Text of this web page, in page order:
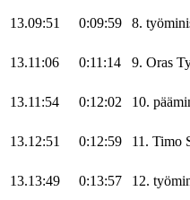
13.09:51 0:09:59 8.
13.11:06 0:11:14 9. Oras
13.11:54 0:12:02 10.
13.12:51 0:12:59 11. Timo
13.13:49 0:13:57 12.